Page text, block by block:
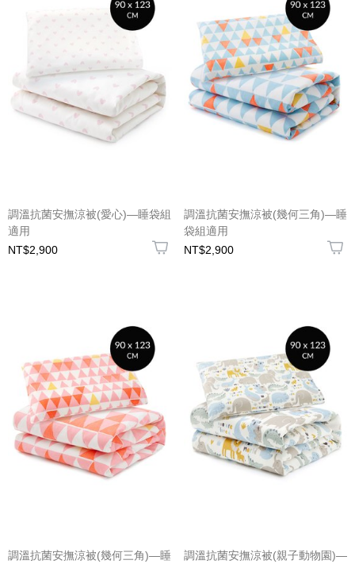
調溫抗菌安撫涼被(愛心)—睡袋組
適用
NT$2,900
調溫抗菌安撫涼被(幾何三角)—睡
袋組適用
NT$2,900
調溫抗菌安撫涼被(幾何三角)—睡
調溫抗菌安撫涼被(親子動物園)—